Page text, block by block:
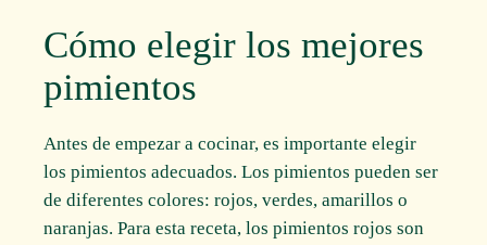
Cómo elegir los mejores
pimientos
Antes de empezar a cocinar, es importante elegir
los pimientos adecuados. Los pimientos pueden ser
de diferentes colores: rojos, verdes, amarillos o
naranjas. Para esta receta, los pimientos rojos son